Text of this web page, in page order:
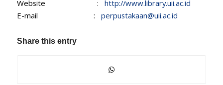
Website : http://www.library.uii.ac.id
E-mail : perpustakaan@uii.ac.id
Share this entry